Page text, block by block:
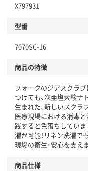
X797931
型番
7070SC-16
商品の特徴
フォークのジアスクラ
つけても、次亜塩素酸
生まれた、新しいスクラ
医療現場における消毒
践すると色落ちしてい
濯が可能！リネン洗濯で
現場の衛生・安心を支え
商品仕様